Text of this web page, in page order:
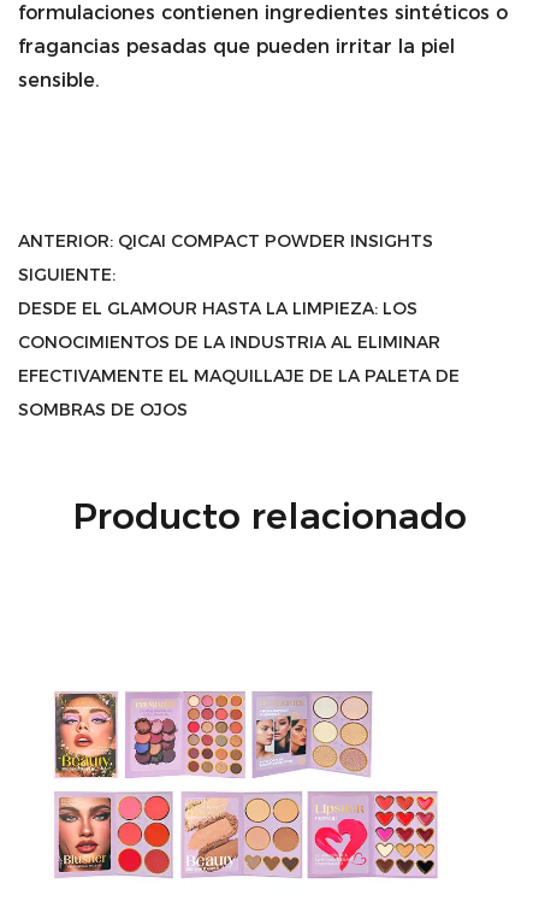
formulaciones contienen ingredientes sintéticos o
fragancias pesadas que pueden irritar la piel
sensible.
ANTERIOR: QICAI COMPACT POWDER INSIGHTS
SIGUIENTE:
DESDE EL GLAMOUR HASTA LA LIMPIEZA: LOS
CONOCIMIENTOS DE LA INDUSTRIA AL ELIMINAR
EFECTIVAMENTE EL MAQUILLAJE DE LA PALETA DE
SOMBRAS DE OJOS
Producto relacionado